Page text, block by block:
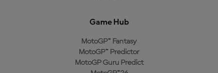
Game Hub
MotoGP™ Fantasy
MotoGP™ Predictor
MotoGP Guru Predict